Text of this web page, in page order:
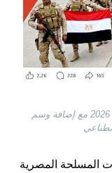
صورة ملتقطة من الشاشة بتاريخ 19 أيار/مايو 2026 مع إضافة وسم
المسلحة المصرية